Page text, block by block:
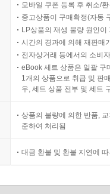
모바일 쿠폰 등록 후 취소/
중고상품이 구매확정(자동
LP상품의 재생 불량 원인
시간의 경과에 의해 재판매
전자상거래 등에서의 소비
eBook 세트 상품은 일괄 구
1개의 상품으로 취급 및 판
우, 세트 상품 전부 및 세트
상품의 불량에 의한 반품,
준하여 처리됨
대금 환불 및 환불 지연에